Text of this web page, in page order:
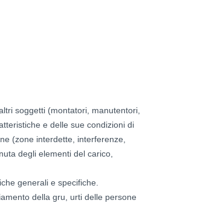
soggetti (montatori, manutentori,
e delle sue condizioni di
(zone interdette, interferenze,
degli elementi del carico,
generali e specifiche.
della gru, urti delle persone